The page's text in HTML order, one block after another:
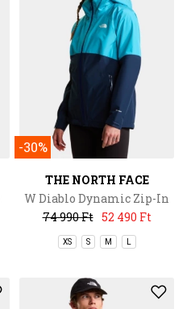
-30%
THE NORTH FACE
W Diablo Dynamic Zip-In
Jacket
74 990 Ft 52 490 Ft
XS S M